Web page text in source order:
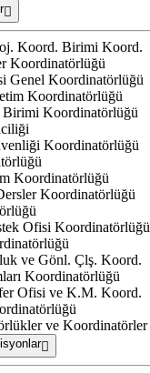
Koord. Birimi Koord.
Koordinatörlüğü
Genel Koordinatörlüğü
Koordinatörlüğü
Koordinatörlüğü
Koordinatörlüğü
Koordinatörlüğü
Koordinatörlüğü
Ofisi Koordinatörlüğü
ve Gönl. Çlş. Koord.
Koordinatörlüğü
Ofisi ve K.M. Koord.
ve Koordinatörler